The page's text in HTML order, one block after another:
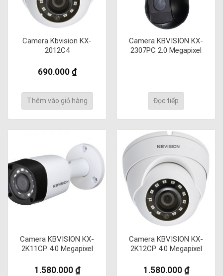
Camera Kbvision KX-
2012C4
690.000 ₫
Thêm vào giỏ hàng
Camera KBVISION KX-
2307PC 2.0 Megapixel
Đọc tiếp
Camera KBVISION KX-
2K11CP 4.0 Megapixel
1.580.000 ₫
Camera KBVISION KX-
2K12CP 4.0 Megapixel
1.580.000 ₫